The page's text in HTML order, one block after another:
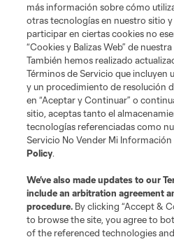
Tienda
Club Sites
Términos de servicio Política de
Cookies Settings
©2026 MLS. El nombre y escudo de la
marcas registradas de League Soccer,
de los equipos de la MLS están
más información sobre cómo
otras tecnologías en nuestro sitio
participar en ciertas cookies no
“Cookies y Balizas Web” de
También hemos realizado
Términos de Servicio que incluyen
y un procedimiento de resolución
en “Aceptar y Continuar” o
sitio, aceptas tanto el
tecnologías referenciadas como
Servicio No Vender Mi
Policy.
We’ve also made updates to our
include an arbitration agreement
procedure. By clicking “Accept &
to browse the site, you agree to
of the referenced technologies